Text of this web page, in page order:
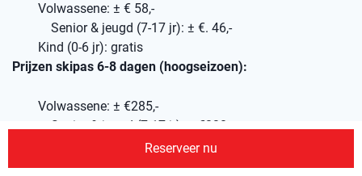
Volwassene: ± € 58,-
Senior & jeugd (7-17 jr): ± €. 46,-
Kind (0-6 jr): gratis
Prijzen skipas 6-8 dagen (hoogseizoen):
Volwassene: ± €285,-
Senior & jeugd (7-17 jr): ± €230,-
Wil je je skipassen van tevoren via ons reserveren, geef dit
Reserveer nu